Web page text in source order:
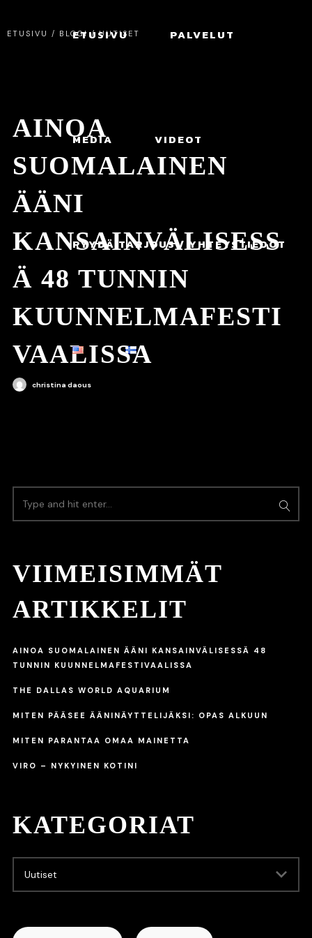
ETUSIVU PALVELUT
MEDIA VIDEOT
PYYDÄ TARJOUS / YHTEYSTIEDOT
ETUSIVU / BLOGI / UUTISET
AINOA
SUOMALAINEN
ÄÄNI
KANSAINVÄLISESS
Ä 48 TUNNIN
KUUNNELMAFESTI
VAALISSA
christina daous
VIIMEISIMMÄT
ARTIKKELIT
AINOA SUOMALAINEN ÄÄNI KANSAINVÄLISESSÄ 48
TUNNIN KUUNNELMAFESTIVAALISSA
THE DALLAS WORLD AQUARIUM
MITEN PÄÄSEE ÄÄNINÄYTTELIJÄKSI: OPAS ALKUUN
MITEN PARANTAA OMAA MAINETTA
VIRO – NYKYINEN KOTINI
KATEGORIAT